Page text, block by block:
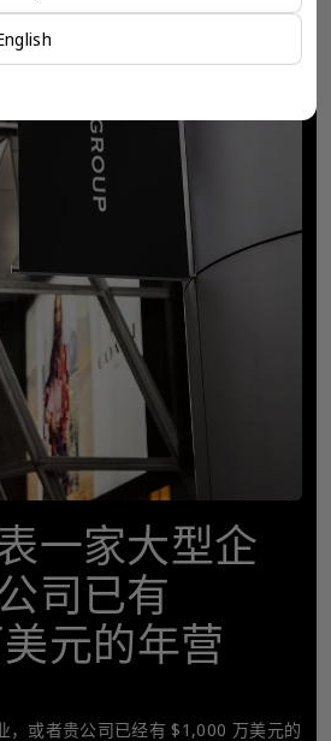
一家大型企
司已有
元的年营
，或者贵公司已经有 $1,000 万美元的